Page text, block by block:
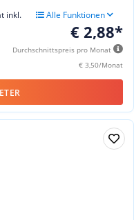
inkl. Alle Funktionen
€ 2,88*
Durchschnittspreis pro Monat
€ 3,50/Monat